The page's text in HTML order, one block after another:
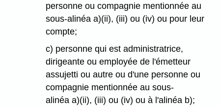
personne ou compagnie mentionnée au
sous-alinéa a)(ii), (iii) ou (iv) ou pour leur
compte;
c) personne qui est administratrice,
dirigeante ou employée de l'émetteur
assujetti ou autre ou d'une personne ou
compagnie mentionnée au sous-
alinéa a)(ii), (iii) ou (iv) ou à l'alinéa b);